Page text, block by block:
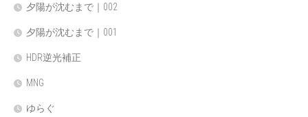
夕陽が沈むまで｜002
夕陽が沈むまで｜001
HDR逆光補正
MNG
ゆらぐ